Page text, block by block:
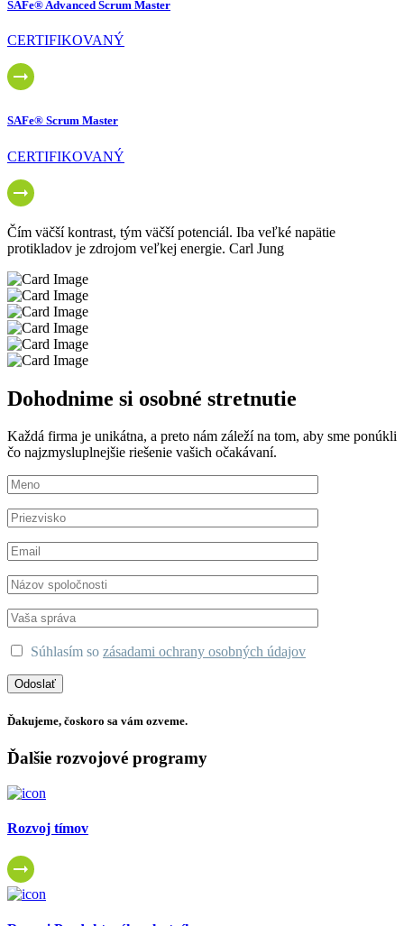
SAFe® Advanced Scrum Master
CERTIFIKOVANÝ
SAFe® Scrum Master
CERTIFIKOVANÝ
Čím väčší kontrast, tým väčší potenciál. Iba veľké napätie
protikladov je zdrojom veľkej energie. Carl Jung
Dohodnime si osobné stretnutie
Každá firma je unikátna, a preto nám záleží na tom, aby sme ponúkli
čo najzmysluplnejšie riešenie vašich očakávaní.
Súhlasím so zásadami ochrany osobných údajov
Ďakujeme, čoskoro sa vám ozveme.
Ďalšie rozvojové programy
Rozvoj tímov